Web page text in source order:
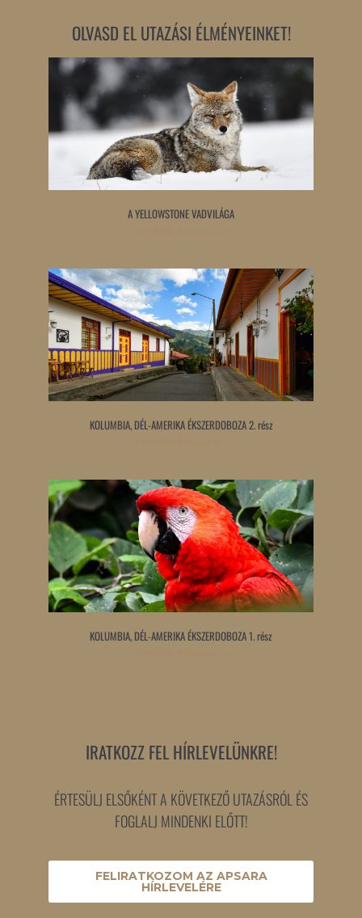
OLVASD EL UTAZÁSI ÉLMÉNYEINKET!
A YELLOWSTONE VADVILÁGA
KOLUMBIA, DÉL-AMERIKA ÉKSZERDOBOZA 2. rész
KOLUMBIA, DÉL-AMERIKA ÉKSZERDOBOZA 1. rész
IRATKOZZ FEL HÍRLEVELÜNKRE!
ÉRTESÜLJ ELSŐKÉNT A KÖVETKEZŐ UTAZÁSRÓL ÉS
FOGLALJ MINDENKI ELŐTT!
FELIRATKOZOM AZ APSARA
HÍRLEVELÉRE